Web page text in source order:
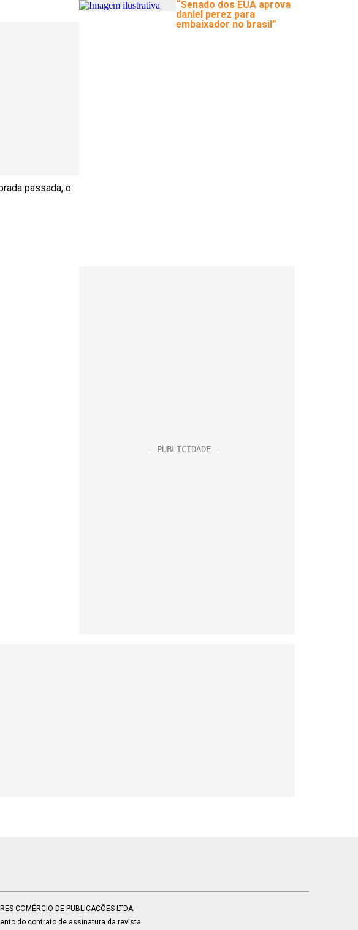
passada, o
COMÉRCIO DE PUBLICACÕES LTDA
do contrato de assinatura da revista